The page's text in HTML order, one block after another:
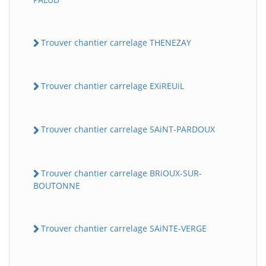
Trouver chantier carrelage THENEZAY
Trouver chantier carrelage EXiREUiL
Trouver chantier carrelage SAiNT-PARDOUX
Trouver chantier carrelage BRiOUX-SUR-
BOUTONNE
Trouver chantier carrelage SAiNTE-VERGE